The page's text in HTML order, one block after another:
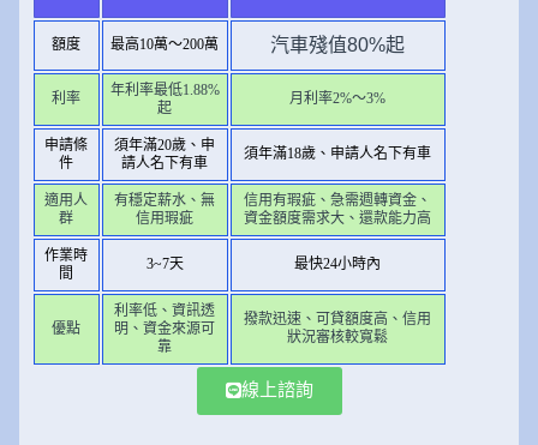
額度 最高10萬～200萬 汽車殘值80%起
利率
年利率最低1.88%
起
月利率2%～3%
申請條
件
須年滿20歲、申
請人名下有車
須年滿18歲、申請人名下有車
適用人
群
有穩定薪水、無
信用瑕疵
信用有瑕疵、急需週轉資金、
資金額度需求大、還款能力高
作業時
間
3~7天 最快24小時內
優點
利率低、資訊透
明、資金來源可
靠
撥款迅速、可貸額度高、信用
狀況審核較寬鬆
線上諮詢